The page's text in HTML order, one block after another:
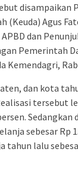
disampaikan
(Keuda) Agus
dan
Pemerintah
Kemendagri,
dan kota
tersebut
sebesar Rp
lalu